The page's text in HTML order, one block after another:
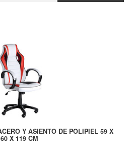
Y ASIENTO DE POLIPIEL 59 X
60 X 119 CM